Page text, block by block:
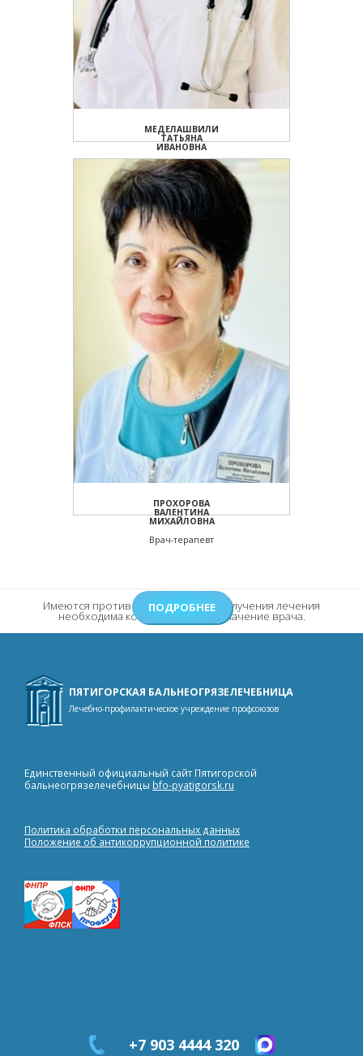
МЕДЕЛАШВИЛИ
ТАТЬЯНА
ИВАНОВНА
Врач-физиотерапевт
ПОДРОБНЕЕ
ПРОХОРОВА
ВАЛЕНТИНА
МИХАЙЛОВНА
Врач-терапевт
ПОДРОБНЕЕ
Имеются противопоказания. Для получения лечения
необходима консультация и назначение врача.
ПЯТИГОРСКАЯ БАЛЬНЕОГРЯЗЕЛЕЧЕБНИЦА
Лечебно-профилактическое учреждение профсоюзов
Единственный официальный сайт Пятигорской
бальнеогрязелечебницы bfo-pyatigorsk.ru
Политика обработки персональных данных
Положение об антикоррупционной политике
+7 903 4444 320